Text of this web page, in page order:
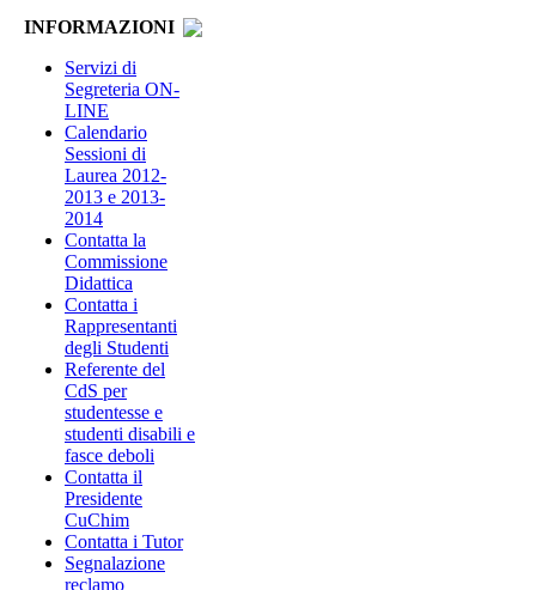
INFORMAZIONI
Servizi di
Segreteria ON-
LINE
Calendario
Sessioni di
Laurea 2012-
2013 e 2013-
2014
Contatta la
Commissione
Didattica
Contatta i
Rappresentanti
degli Studenti
Referente del
CdS per
studentesse e
studenti disabili e
fasce deboli
Contatta il
Presidente
CuChim
Contatta i Tutor
Segnalazione
reclamo